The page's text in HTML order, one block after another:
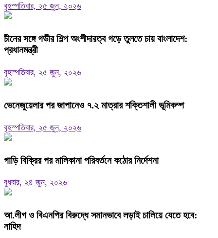
বৃহস্পতিবার, ২৫ জুন, ২০২৬
চীনের সঙ্গে গভীর শিল্প অংশীদারত্ব গড়ে তুলতে চায় বাংলাদেশ:
প্রধানমন্ত্রী
বৃহস্পতিবার, ২৫ জুন, ২০২৬
ভেনেজুয়েলার পর জাপানেও ৭.২ মাত্রার শক্তিশালী ভূমিকম্প
বৃহস্পতিবার, ২৫ জুন, ২০২৬
গাড়ি বিক্রির পর মালিকানা পরিবর্তনে কঠোর নির্দেশনা
বুধবার, ২৪ জুন, ২০২৬
আ.লীগ ও বিএনপির বিরুদ্ধে সমানভাবে লড়াই চালিয়ে যেতে হবে:
নাহিদ